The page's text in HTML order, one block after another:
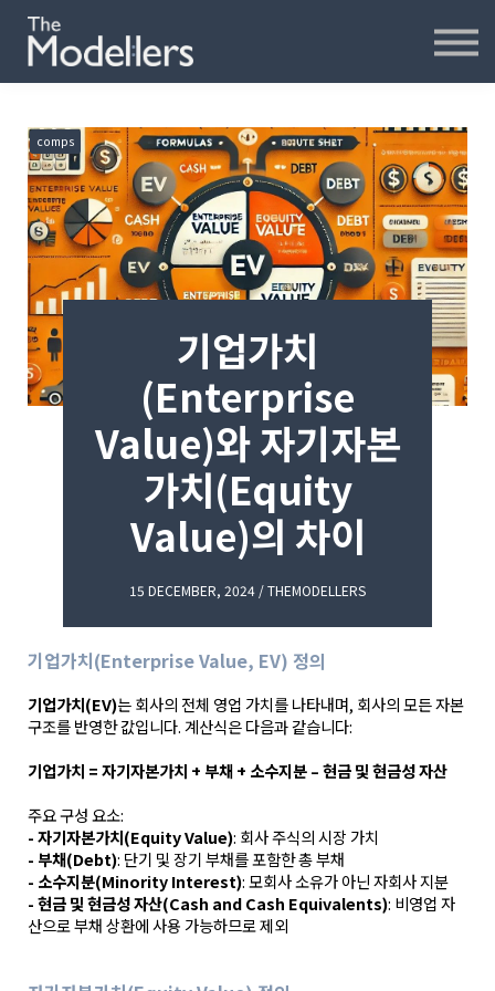
파워포인트
오프라인
연습모델
문의하기
내강의실
comps
기업가치
(Enterprise
Value)와 자기자본
가치(Equity
Value)의 차이
15 DECEMBER, 2024 / THEMODELLERS
기업가치(Enterprise Value, EV) 정의
기업가치(EV)는 회사의 전체 영업 가치를 나타내며, 회사의 모든 자본
구조를 반영한 값입니다. 계산식은 다음과 같습니다:
기업가치 = 자기자본가치 + 부채 + 소수지분 – 현금 및 현금성 자산
주요 구성 요소:
- 자기자본가치(Equity Value): 회사 주식의 시장 가치
- 부채(Debt): 단기 및 장기 부채를 포함한 총 부채
- 소수지분(Minority Interest): 모회사 소유가 아닌 자회사 지분
- 현금 및 현금성 자산(Cash and Cash Equivalents): 비영업 자
산으로 부채 상환에 사용 가능하므로 제외